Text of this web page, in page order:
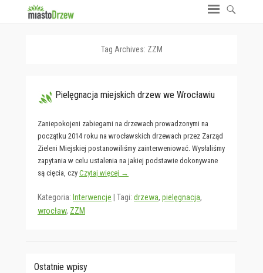
Tag Archives: ZZM
Pielęgnacja miejskich drzew we Wrocławiu
Zaniepokojeni zabiegami na drzewach prowadzonymi na
początku 2014 roku na wrocławskich drzewach przez Zarząd
Zieleni Miejskiej postanowiliśmy zainterweniować. Wysłaliśmy
zapytania w celu ustalenia na jakiej podstawie dokonywane
są cięcia, czy Czytaj więcej →
Kategoria: Interwencje Tagi: drzewa, pielęgnacja,
wrocław, ZZM
Ostatnie wpisy